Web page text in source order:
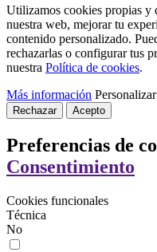
Utilizamos cookies propias y
nuestra web, mejorar tu
contenido personalizado.
rechazarlas o configurar tus
nuestra Política de cookies.
Más información
Rechazar Acepto
Preferencias de
Consentimiento
Cookies funcionales
Técnica
No